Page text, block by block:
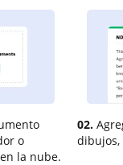
o
la nube.
02.
dibujos,